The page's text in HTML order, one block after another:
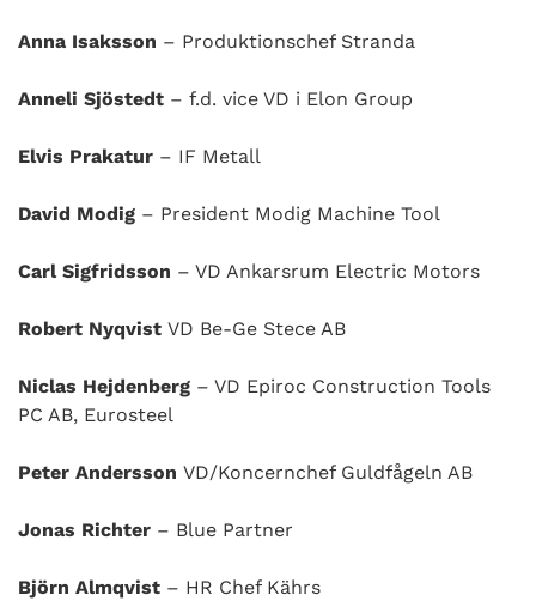
Anna Isaksson – Produktionschef Stranda
Anneli Sjöstedt – f.d. vice VD i Elon Group
Elvis Prakatur – IF Metall
David Modig – President Modig Machine Tool
Carl Sigfridsson – VD Ankarsrum Electric Motors
Robert Nyqvist VD Be-Ge Stece AB
Niclas Hejdenberg – VD Epiroc Construction Tools
PC AB, Eurosteel
Peter Andersson VD/Koncernchef Guldfågeln AB
Jonas Richter – Blue Partner
Björn Almqvist – HR Chef Kährs